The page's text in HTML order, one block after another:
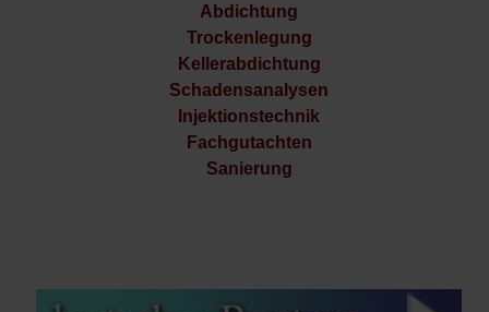
Abdichtung
Trockenlegung
Kellerabdichtung
Schadensanalysen
Injektionstechnik
Fachgutachten
Sanierung